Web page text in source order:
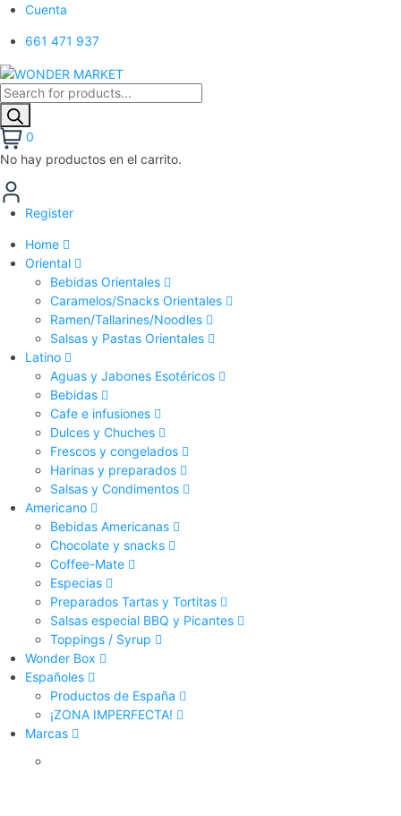
Cuenta
661 471 937
0
No hay productos en el carrito.
Register
Home
Oriental
Bebidas Orientales
Caramelos/Snacks Orientales
Ramen/Tallarines/Noodles
Salsas y Pastas Orientales
Latino
Aguas y Jabones Esotéricos
Bebidas
Cafe e infusiones
Dulces y Chuches
Frescos y congelados
Harinas y preparados
Salsas y Condimentos
Americano
Bebidas Americanas
Chocolate y snacks
Coffee-Mate
Especias
Preparados Tartas y Tortitas
Salsas especial BBQ y Picantes
Toppings / Syrup
Wonder Box
Españoles
Productos de España
¡ZONA IMPERFECTA!
Marcas